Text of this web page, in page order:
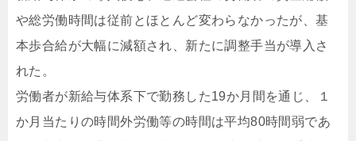
や総労働時間は従前とほとんど変わらなかったが、基
本歩合給が大幅に減額され、新たに調整手当が導入さ
れた。
労働者が新給与体系下で勤務した19か月間を通じ、１
か月当たりの時間外労働等の時間は平均80時間弱であ